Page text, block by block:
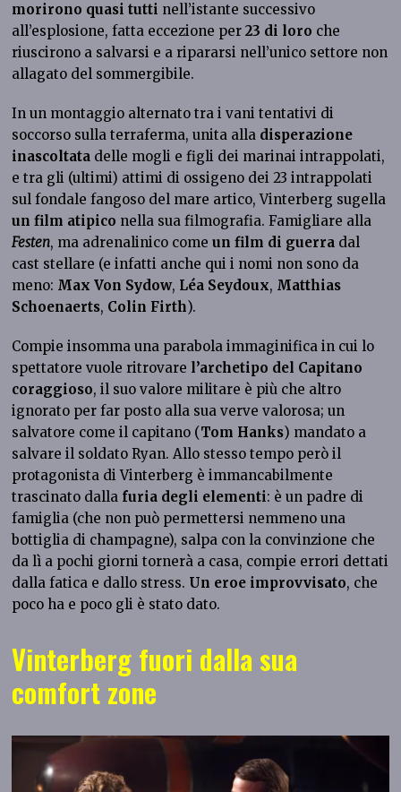
morirono quasi tutti nell’istante successivo
all’esplosione, fatta eccezione per23 di loro che
riuscirono a salvarsi e a ripararsi nell’unico settore non
allagato del sommergibile.
In un montaggio alternato tra i vani tentativi di
soccorso sulla terraferma, unita alla disperazione
inascoltata delle mogli e figli dei marinai intrappolati,
e tra gli (ultimi) attimi di ossigeno dei 23 intrappolati
sul fondale fangoso del mare artico, Vinterberg sugella
un film atipico nella sua filmografia. Famigliare alla
Festen, ma adrenalinico comeun film di guerra dal
cast stellare (e infatti anche qui i nomi non sono da
meno: Max Von Sydow, Léa Seydoux, Matthias
Schoenaerts, Colin Firth).
Compie insomma una parabola immaginifica in cui lo
spettatore vuole ritrovare l’archetipo del Capitano
coraggioso, il suo valore militare è più che altro
ignorato per far posto alla sua verve valorosa; un
salvatore come il capitano (Tom Hanks) mandato a
salvare il soldato Ryan. Allo stesso tempo però il
protagonista di Vinterberg è immancabilmente
trascinato dalla furia degli elementi: è un padre di
famiglia (che non può permettersi nemmeno una
bottiglia di champagne), salpa con la convinzione che
da lì a pochi giorni tornerà a casa, compie errori dettati
dalla fatica e dallo stress. Un eroe improvvisato, che
poco ha e poco gli è stato dato.
Vinterberg fuori dalla sua
comfort zone